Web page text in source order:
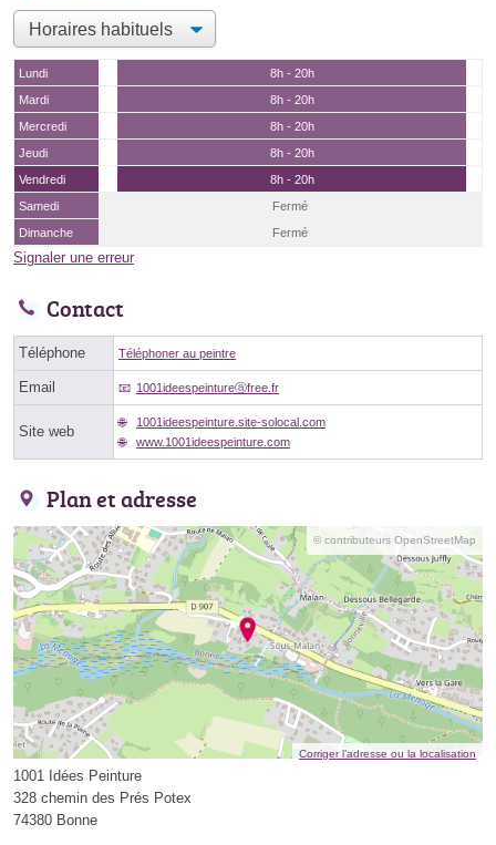
Lundi
8h - 20h
Mardi
8h - 20h
Mercredi
8h - 20h
Jeudi
8h - 20h
Vendredi
8h - 20h
Samedi
Fermé
Dimanche
Fermé
Signaler une erreur
Contact
Téléphone Téléphoner au peintre
Email 1001ideespeintureⓐfree.fr
Site web
1001ideespeinture.site-solocal.com
www.1001ideespeinture.com
Plan et adresse
© contributeurs OpenStreetMap
Corriger l’adresse ou la localisation
1001 Idées Peinture
328 chemin des Prés Potex
74380 Bonne